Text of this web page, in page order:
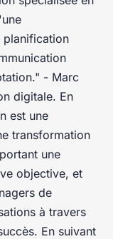
planification
- Marc
digitale. En
est une
transformation
une
objective, et
de
à travers
En suivant